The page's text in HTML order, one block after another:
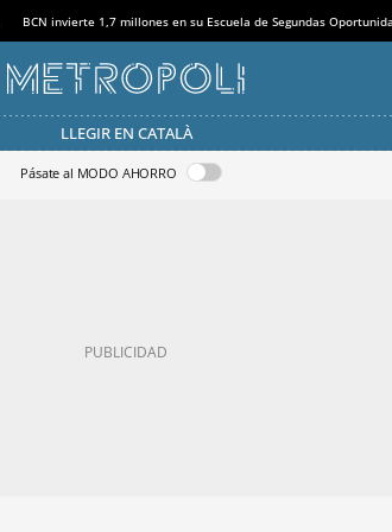
BCN invierte 1,7 millones en su Escuela de Segundas
LLEGIR EN CATALÀ
Pásate al MODO AHORRO